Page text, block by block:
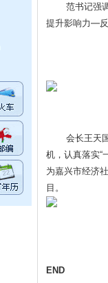
范书记强
提升影响力—反
会长王天
机，认真落实“
为嘉兴市经济
目。
END